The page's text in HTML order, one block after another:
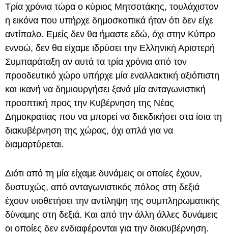
Τρία χρόνια τώρα ο κύριος Μητσοτάκης, τουλάχιστον
η εικόνα που υπήρχε δημοσκοπικά ήταν ότι δεν είχε
αντίπαλο. Εμείς δεν θα ήμαστε εδώ, όχι στην Κύπρο
εννοώ, δεν θα είχαμε ιδρύσει την Ελληνική Αριστερή
Συμπαράταξη αν αυτά τα τρία χρόνια από τον
προοδευτικό χώρο υπήρχε μία εναλλακτική αξιόπιστη
και ικανή να δημιουργήσει ξανά μία ανταγωνιστική
προοπτική προς την Κυβέρνηση της Νέας
Δημοκρατίας που να μπορεί να διεκδικήσει στα ίσια τη
διακυβέρνηση της χώρας, όχι απλά για να
διαμαρτύρεται.
Διότι από τη μία είχαμε δυνάμεις οι οποίες έχουν,
δυστυχώς, από ανταγωνιστικός πόλος στη δεξιά
έχουν υιοθετήσει την αντίληψη της συμπληρωματικής
δύναμης στη δεξιά. Και από την άλλη άλλες δυνάμεις
οι οποίες δεν ενδιαφέρονται για την διακυβέρνηση.